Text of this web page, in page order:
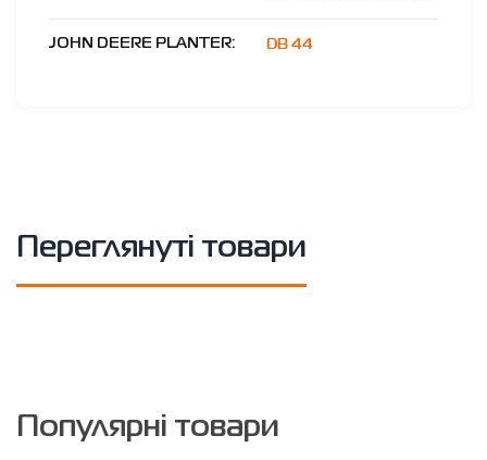
JOHN DEERE PLANTER: DB 44
Переглянуті товари
Популярні товари